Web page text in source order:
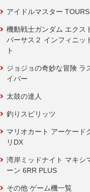
アイドルマスター TOURS
機動戦士ガンダム エクス
バーサス２ インフィニッ
ト
ジョジョの奇妙な冒険 ラ
イバー
太鼓の達人
釣りスピリッツ
マリオカート アーケード
リDX
湾岸ミッドナイト マキシ
ーン 6RR PLUS
その他 ゲーム機一覧